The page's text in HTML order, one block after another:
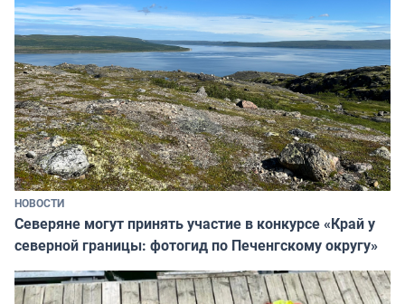
НОВОСТИ
Северяне могут принять участие в конкурсе «Край у
северной границы: фотогид по Печенгскому округу»